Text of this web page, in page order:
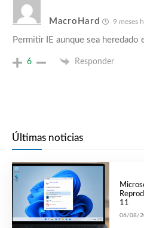
MacroHard 9 meses
Permitir IE aunque sea heredado
6 Responder
Últimas noticias
11
06/08/